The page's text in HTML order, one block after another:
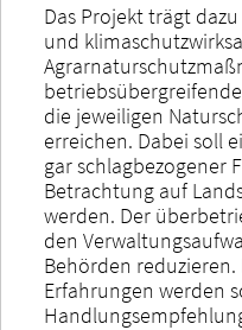
Das Projekt trägt
und
die jeweiligen
erreichen. Dabei soll
gar schlagbezogener
Betrachtung auf
werden. Der
den
Behörden
Erfahrungen werden